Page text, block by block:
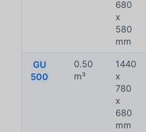
680
x
580
mm
GU
500
0.50
m³
1440
x
780
x
680
mm